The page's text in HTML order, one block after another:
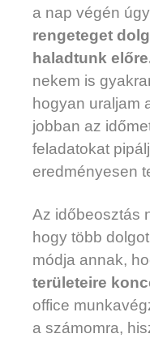
a nap végén
rengeteget
haladtunk
nekem is
hogyan uraljam
jobban az
feladatokat
eredményesen
Az időbeosztás
hogy több
módja annak,
területeire
office
a számomra,